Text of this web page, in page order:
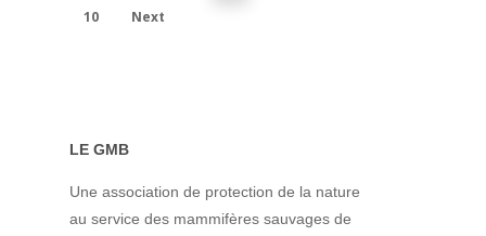
10 Next
LE GMB
Une association de protection de la nature
au service des mammifères sauvages de